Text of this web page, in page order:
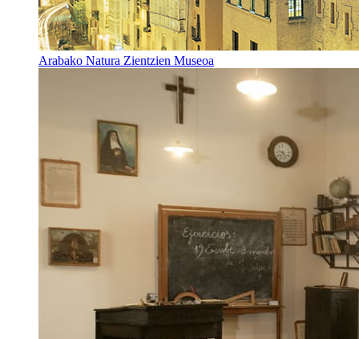
Arabako Natura Zientzien Museoa